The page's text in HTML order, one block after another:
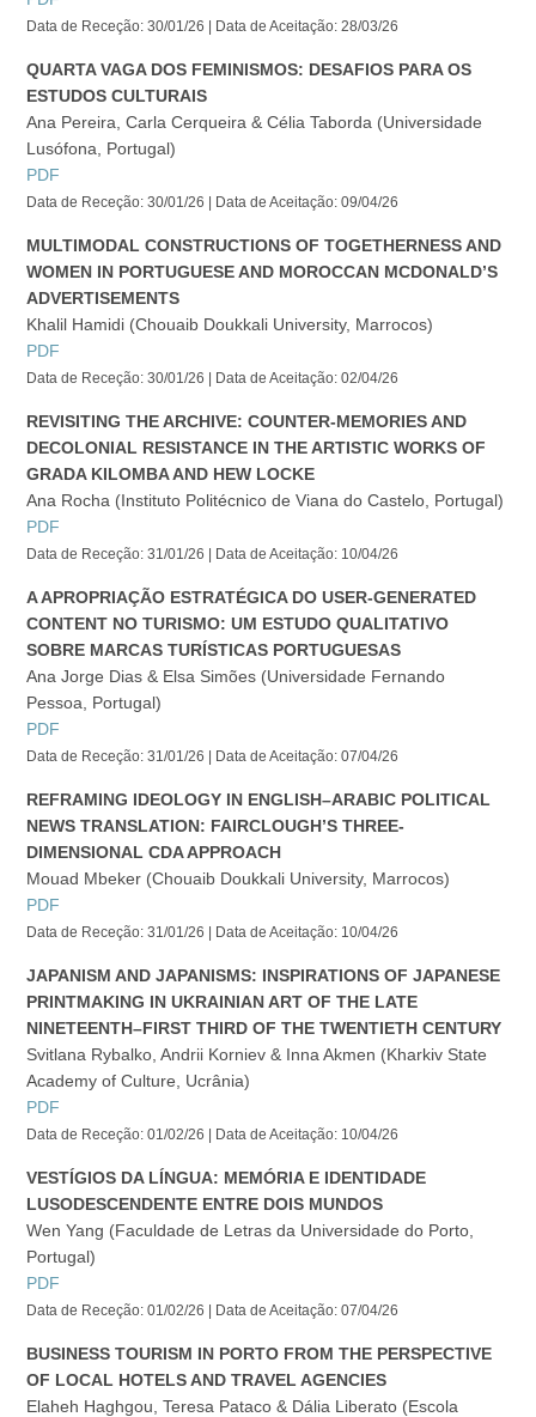
Data de Receção: 30/01/26 | Data de Aceitação: 28/03/26
QUARTA VAGA DOS FEMINISMOS: DESAFIOS PARA OS
ESTUDOS CULTURAIS
Ana Pereira, Carla Cerqueira & Célia Taborda (Universidade
Lusófona, Portugal)
PDF
Data de Receção: 30/01/26 | Data de Aceitação: 09/04/26
MULTIMODAL CONSTRUCTIONS OF TOGETHERNESS AND
WOMEN IN PORTUGUESE AND MOROCCAN MCDONALD’S
ADVERTISEMENTS
Khalil Hamidi (Chouaib Doukkali University, Marrocos)
PDF
Data de Receção: 30/01/26 | Data de Aceitação: 02/04/26
REVISITING THE ARCHIVE: COUNTER-MEMORIES AND
DECOLONIAL RESISTANCE IN THE ARTISTIC WORKS OF
GRADA KILOMBA AND HEW LOCKE
Ana Rocha (Instituto Politécnico de Viana do Castelo, Portugal)
PDF
Data de Receção: 31/01/26 | Data de Aceitação: 10/04/26
A APROPRIAÇÃO ESTRATÉGICA DO USER-GENERATED
CONTENT NO TURISMO: UM ESTUDO QUALITATIVO
SOBRE MARCAS TURÍSTICAS PORTUGUESAS
Ana Jorge Dias & Elsa Simões (Universidade Fernando
Pessoa, Portugal)
PDF
Data de Receção: 31/01/26 | Data de Aceitação: 07/04/26
REFRAMING IDEOLOGY IN ENGLISH–ARABIC POLITICAL
NEWS TRANSLATION: FAIRCLOUGH’S THREE-
DIMENSIONAL CDA APPROACH
Mouad Mbeker (Chouaib Doukkali University, Marrocos)
PDF
Data de Receção: 31/01/26 | Data de Aceitação: 10/04/26
JAPANISM AND JAPANISMS: INSPIRATIONS OF JAPANESE
PRINTMAKING IN UKRAINIAN ART OF THE LATE
NINETEENTH–FIRST THIRD OF THE TWENTIETH CENTURY
Svitlana Rybalko, Andrii Korniev & Inna Akmen (Kharkiv State
Academy of Culture, Ucrânia)
PDF
Data de Receção: 01/02/26 | Data de Aceitação: 10/04/26
VESTÍGIOS DA LÍNGUA: MEMÓRIA E IDENTIDADE
LUSODESCENDENTE ENTRE DOIS MUNDOS
Wen Yang (Faculdade de Letras da Universidade do Porto,
Portugal)
PDF
Data de Receção: 01/02/26 | Data de Aceitação: 07/04/26
BUSINESS TOURISM IN PORTO FROM THE PERSPECTIVE
OF LOCAL HOTELS AND TRAVEL AGENCIES
Elaheh Haghgou, Teresa Pataco & Dália Liberato (Escola